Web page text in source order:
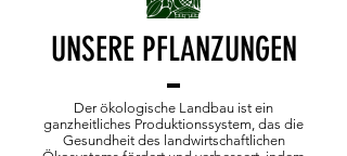
UNSERE PFLANZUNGEN
Der ökologische Landbau ist ein
ganzheitliches Produktionssystem, das die
Gesundheit des landwirtschaftlichen